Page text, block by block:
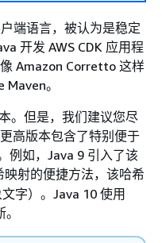
端语言，被认为是稳定
开发 AWS CDK 应用程
Amazon Corretto 这样
。
。但是，我们建议您尽
高版本包含了特别便于
例如，Java 9 引入了该
射的便捷方法，该哈希
字）。Java 10 使用